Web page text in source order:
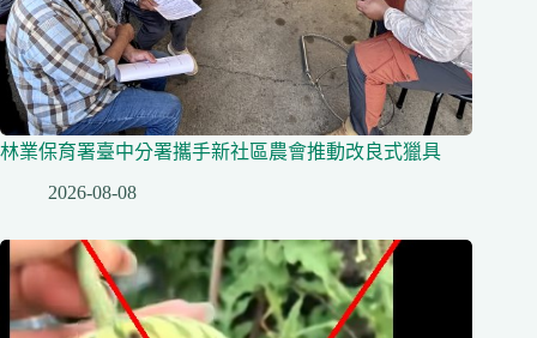
林業保育署臺中分署攜手新社區農會推動改良式獵具
2026-08-08